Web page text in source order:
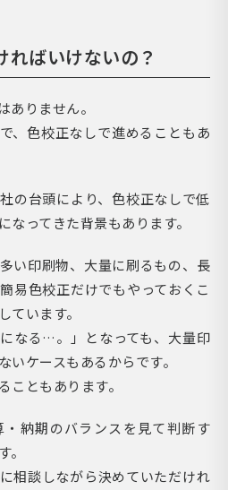
ばいけないの？
ありません。
、色校正なしで進めることもあ
の台頭により、色校正なしで低
ってきた背景もあります。
い印刷物、大量に刷るもの、長
易色校正だけでもやっておくこ
ています。
なる…。」となっても、大量印
いケースもあるからです。
こともあります。
納期のバランスを見て判断す
相談しながら決めていただけれ